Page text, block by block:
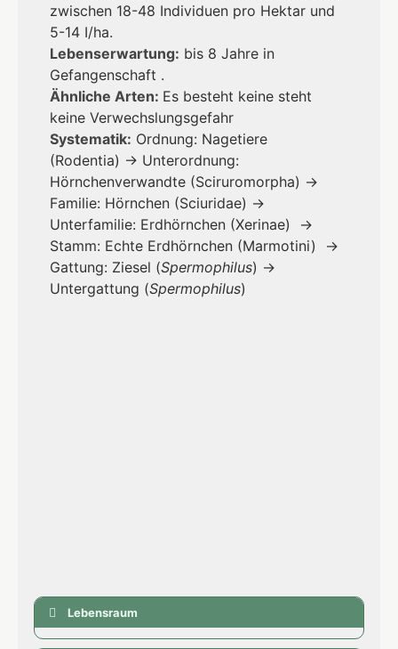
zwischen 18-48 Individuen pro Hektar und
5-14 I/ha.
Lebenserwartung: bis 8 Jahre in
Gefangenschaft .
Ähnliche Arten: Es besteht keine steht
keine Verwechslungsgefahr
Systematik: Ordnung: Nagetiere
(Rodentia) → Unterordnung:
Hörnchenverwandte (Sciruromorpha) →
Familie: Hörnchen (Sciuridae) →
Unterfamilie: Erdhörnchen (Xerinae) →
Stamm: Echte Erdhörnchen (Marmotini) →
Gattung: Ziesel (Spermophilus) →
Untergattung (Spermophilus)
Lebensraum